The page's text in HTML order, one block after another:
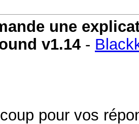
une
v1.14 -
pour vos